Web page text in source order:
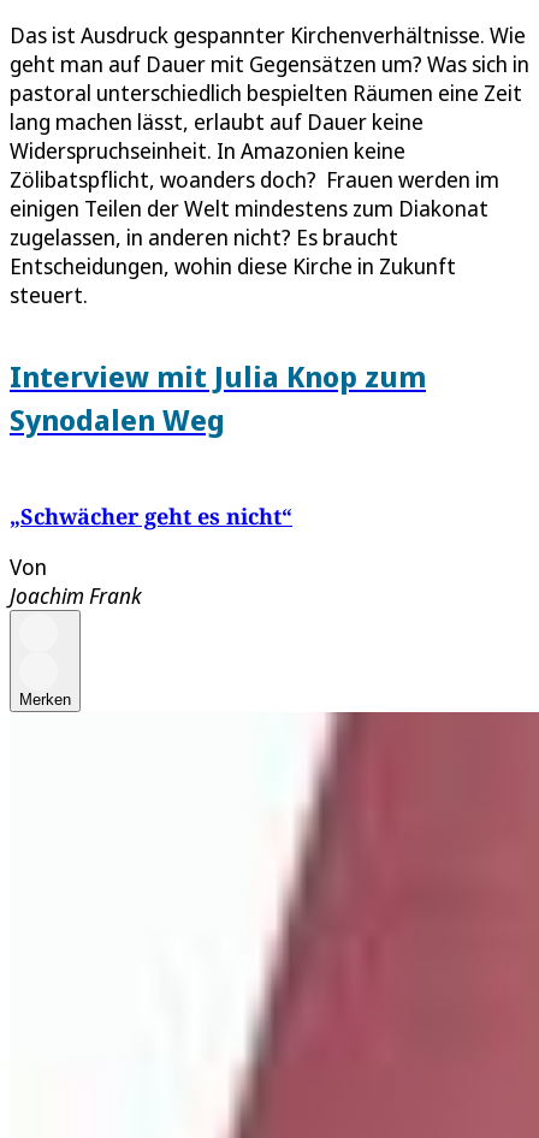
Das ist Ausdruck gespannter Kirchenverhältnisse. Wie
geht man auf Dauer mit Gegensätzen um? Was sich in
pastoral unterschiedlich bespielten Räumen eine Zeit
lang machen lässt, erlaubt auf Dauer keine
Widerspruchseinheit. In Amazonien keine
Zölibatspflicht, woanders doch? Frauen werden im
einigen Teilen der Welt mindestens zum Diakonat
zugelassen, in anderen nicht? Es braucht
Entscheidungen, wohin diese Kirche in Zukunft
steuert.
Interview mit Julia Knop zum
Synodalen Weg
„Schwächer geht es nicht“
Von
Joachim Frank
Merken